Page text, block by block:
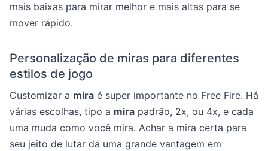
mais baixas para mirar melhor e mais altas para se
mover rápido.
Personalização de miras para diferentes
estilos de jogo
Customizar a mira é super importante no Free Fire. Há
várias escolhas, tipo a mira padrão, 2x, ou 4x, e cada
uma muda como você mira. Achar a mira certa para
seu jeito de lutar dá uma grande vantagem em